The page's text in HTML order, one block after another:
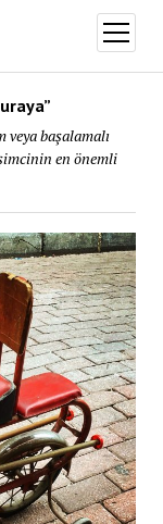
aç
başalamalı
en önemli